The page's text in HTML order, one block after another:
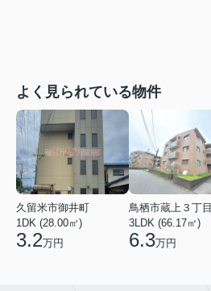
よく見られている物件
久留米市御井町
1DK (28.00㎡)
3.2万円
鳥栖市蔵上３丁目
3LDK (66.17㎡)
6.3万円